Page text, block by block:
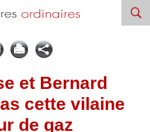
et Bernard
cette vilaine
de gaz